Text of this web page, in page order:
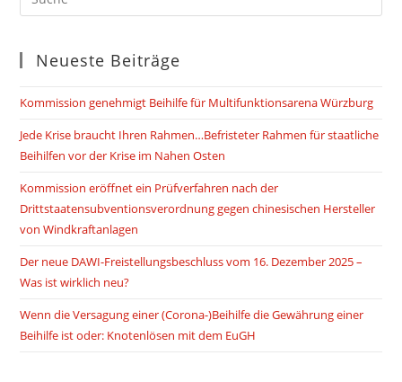
Neueste Beiträge
Kommission genehmigt Beihilfe für Multifunktionsarena Würzburg
Jede Krise braucht Ihren Rahmen…Befristeter Rahmen für staatliche
Beihilfen vor der Krise im Nahen Osten
Kommission eröffnet ein Prüfverfahren nach der
Drittstaatensubventionsverordnung gegen chinesischen Hersteller
von Windkraftanlagen
Der neue DAWI-Freistellungsbeschluss vom 16. Dezember 2025 –
Was ist wirklich neu?
Wenn die Versagung einer (Corona-)Beihilfe die Gewährung einer
Beihilfe ist oder: Knotenlösen mit dem EuGH